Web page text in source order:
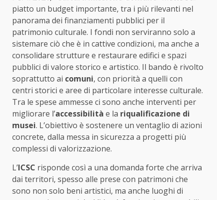
piatto un budget importante, tra i più rilevanti nel
panorama dei finanziamenti pubblici per il
patrimonio culturale. I fondi non serviranno solo a
sistemare ciò che è in cattive condizioni, ma anche a
consolidare strutture e restaurare edifici e spazi
pubblici di valore storico e artistico. Il bando è rivolto
soprattutto ai comuni, con priorità a quelli con
centri storici e aree di particolare interesse culturale.
Tra le spese ammesse ci sono anche interventi per
migliorare l’accessibilità e la riqualificazione di
musei. L’obiettivo è sostenere un ventaglio di azioni
concrete, dalla messa in sicurezza a progetti più
complessi di valorizzazione.
L’ICSC risponde così a una domanda forte che arriva
dai territori, spesso alle prese con patrimoni che
sono non solo beni artistici, ma anche luoghi di